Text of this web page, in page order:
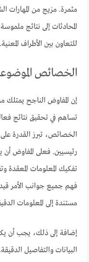
مثمرة. مزيج من المهارات
المحادثات إلى نتائج
للتعاون بين الأطراف المعنية.
الخصائص
إن المفاوض الناجح
تساهم في تحقيق نتائج
الخصائص، تبرز القدرة
رئيسيين. فعلى المفاوض
تفكيك المعلومات المعقدة
فهم جميع جوانب الأمر
مستندة إلى المعلومات
إضافة إلى ذلك، يجب أن
البيانات والتفاصيل